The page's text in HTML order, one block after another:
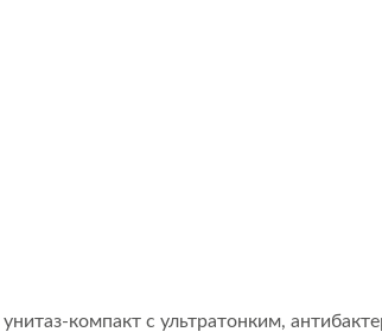
компакт с ультратонким,